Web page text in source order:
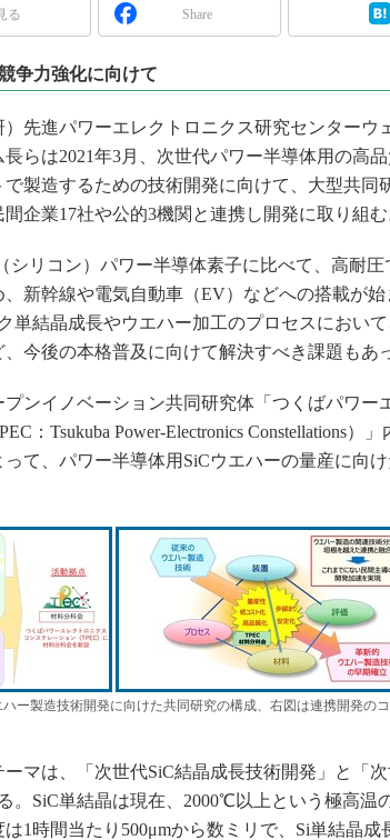
の10年で起こったこと、次の10年
品分解で探るアジアの新トレンド
伝送技術を知る
端児エンジニア”が仕掛けた社内
改革、執念の180日
ノベーションは日本を救うのか
アナリスト「未来展望」
めの新行動論
る Share
争力強化に向けて
先進パワーエレクトロニクス研究センターウ
らは2021年3月、次世代パワー半導体用の高
製造するための技術開発に向けて、大型共同
企業17社や公的3機関と連携し開発に取り組む
リコン）パワー半導体素子に比べて、高耐圧
新幹線や電気自動車（EV）などへの搭載が始
単結晶成長やウエハー加工のプロセスにおい
今後の本格普及に向けて解決すべき課題もあ
ンイノベーション共同研究体「つくばパワー
：Tsukuba Power-Electronics Constellations）
て、パワー半導体用SiCウエハーの量産に向
ー製造技術開発に向けた共同研究の構成、右図は連携開発の
マは、「次世代SiC結晶成長技術開発」と「
。SiC単結晶は現在、2000℃以上という極高温
1時間当たり500μmから数ミリで、Si単結晶成